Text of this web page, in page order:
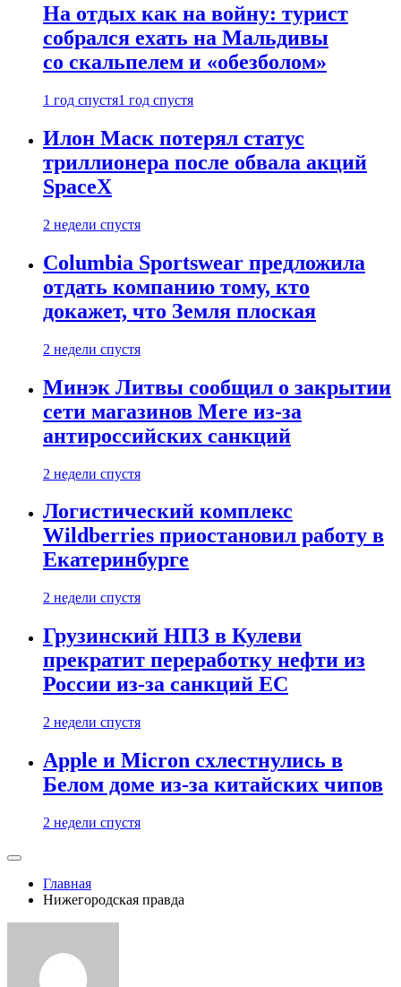
На отдых как на войну: турист
собрался ехать на Мальдивы
со скальпелем и «обезболом»
1 год спустя1 год спустя
Илон Маск потерял статус
триллионера после обвала акций
SpaceX
2 недели спустя
Columbia Sportswear предложила
отдать компанию тому, кто
докажет, что Земля плоская
2 недели спустя
Минэк Литвы сообщил о закрытии
сети магазинов Mere из-за
антироссийских санкций
2 недели спустя
Логистический комплекс
Wildberries приостановил работу в
Екатеринбурге
2 недели спустя
Грузинский НПЗ в Кулеви
прекратит переработку нефти из
России из-за санкций ЕС
2 недели спустя
Apple и Micron схлестнулись в
Белом доме из-за китайских чипов
2 недели спустя
Главная
Нижегородская правда